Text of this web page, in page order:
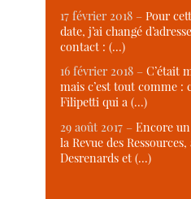
17 février 2018 –Pour
date, j’ai changé
contact : (…)
16 février 2018 –C’était
mais c’est tout comme :
Filipetti qui a (…)
29 août 2017 –Encore
la Revue des
Desrenards et (…)